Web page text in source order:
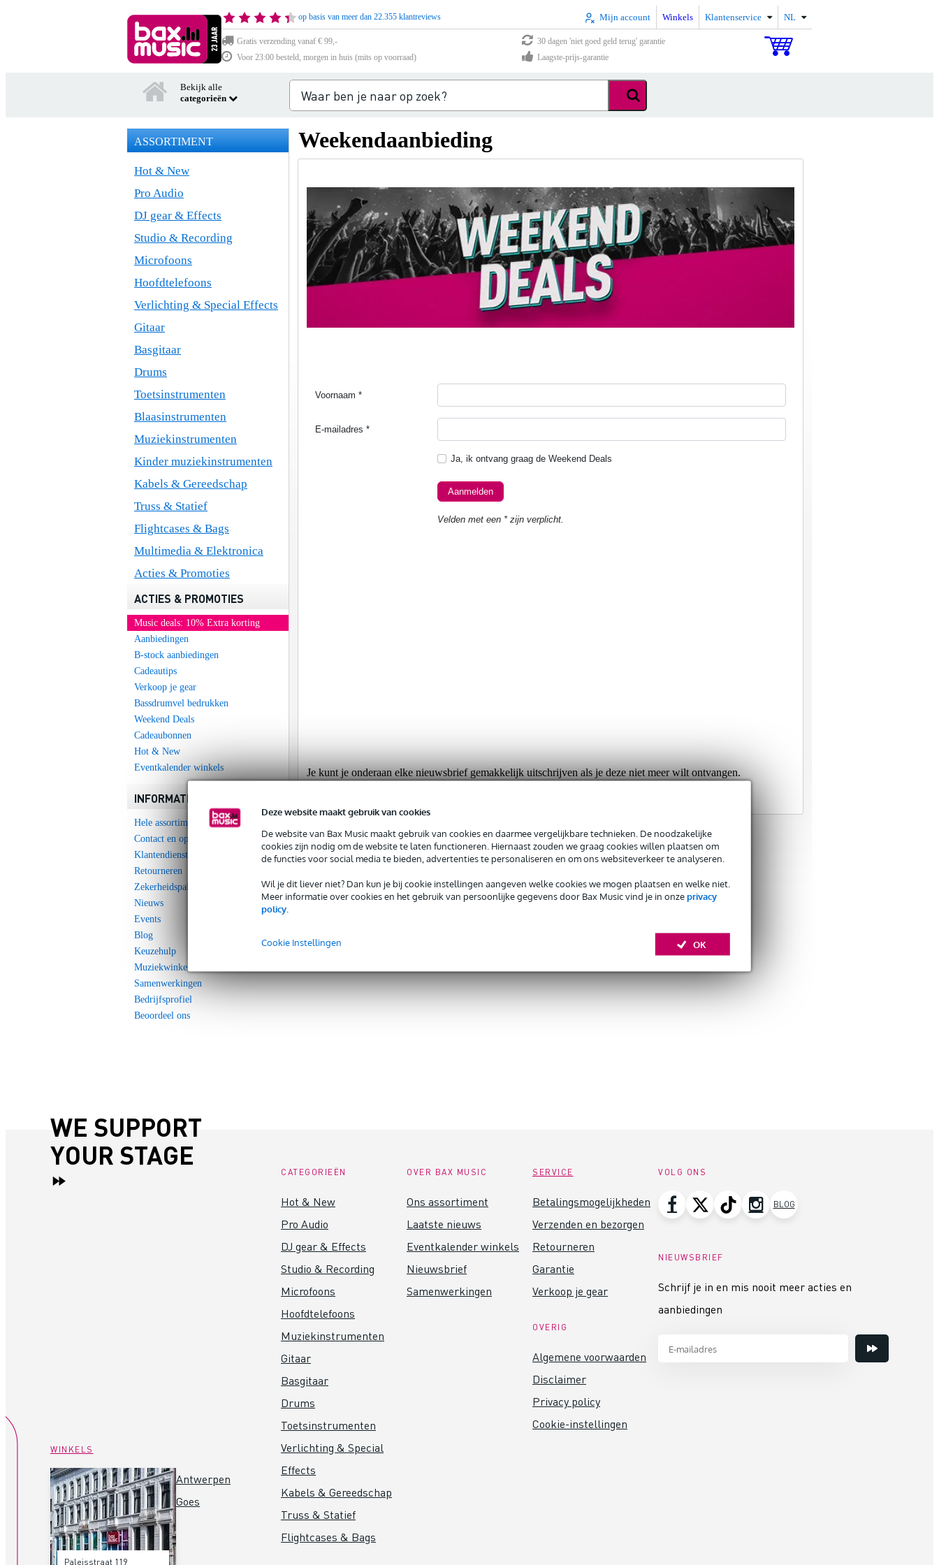
Deze website maakt gebruik van cookies
De website van Bax Music maakt gebruik van cookies en daarmee vergelijkbare technieken. De noodzakelijke
cookies zijn nodig om de website te laten functioneren. Hiernaast zouden we graag cookies willen plaatsen om
de functies voor social media te bieden, advertenties te personaliseren en om ons websiteverkeer te analyseren.
Wil je dit liever niet? Dan kun je bij cookie instellingen aangeven welke cookies we mogen plaatsen en welke niet.
Meer informatie over cookies en het gebruik van persoonlijke gegevens door Bax Music vind je in onzeprivacy
policy.
OK
Cookie Instellingen
op basis van meer dan 22.355 klantreviews Mijn account Winkels Klantenservice NL
Gratis verzending vanaf € 99,-
30 dagen 'niet goed geld terug' garantie
Voor 23:00 besteld, morgen in huis (mits op voorraad)
Laagste-prijs-garantie
Bekijk alle
categorieën
ASSORTIMENT
Hot & New
Pro Audio
DJ gear & Effects
Studio & Recording
Microfoons
Hoofdtelefoons
Verlichting & Special Effects
Gitaar
Basgitaar
Drums
Toetsinstrumenten
Blaasinstrumenten
Muziekinstrumenten
Kinder muziekinstrumenten
Kabels & Gereedschap
Truss & Statief
Flightcases & Bags
Multimedia & Elektronica
Acties & Promoties
ACTIES & PROMOTIES
Music deals: 10% Extra korting
Aanbiedingen
B-stock aanbiedingen
Cadeautips
Verkoop je gear
Bassdrumvel bedrukken
Weekend Deals
Cadeaubonnen
Hot & New
Eventkalender winkels
INFORMATIE
Hele assortiment
Contact en openingstijden
Klantendienst
Retourneren
Zekerheidspakket
Nieuws
Events
Blog
Keuzehulp
Muziekwinkel
Samenwerkingen
Bedrijfsprofiel
Beoordeel ons
Weekendaanbieding
Je kunt je onderaan elke nieuwsbrief gemakkelijk uitschrijven als je deze niet meer wilt ontvangen.
WE SUPPORT
YOUR STAGE
WINKELS
Paleisstraat 119
Antwerpen
Goes
CATEGORIEËN
Hot & New
Pro Audio
DJ gear & Effects
Studio & Recording
Microfoons
Hoofdtelefoons
Muziekinstrumenten
Gitaar
Basgitaar
Drums
Toetsinstrumenten
Verlichting & Special
Effects
Kabels & Gereedschap
Truss & Statief
Flightcases & Bags
OVER BAX MUSIC
Ons assortiment
Laatste nieuws
Eventkalender winkels
Nieuwsbrief
Samenwerkingen
SERVICE
Betalingsmogelijkheden
Verzenden en bezorgen
Retourneren
Garantie
Verkoop je gear
OVERIG
Algemene voorwaarden
Disclaimer
Privacy policy
Cookie-instellingen
VOLG ONS
BLOG
NIEUWSBRIEF
Schrijf je in en mis nooit meer acties en
aanbiedingen